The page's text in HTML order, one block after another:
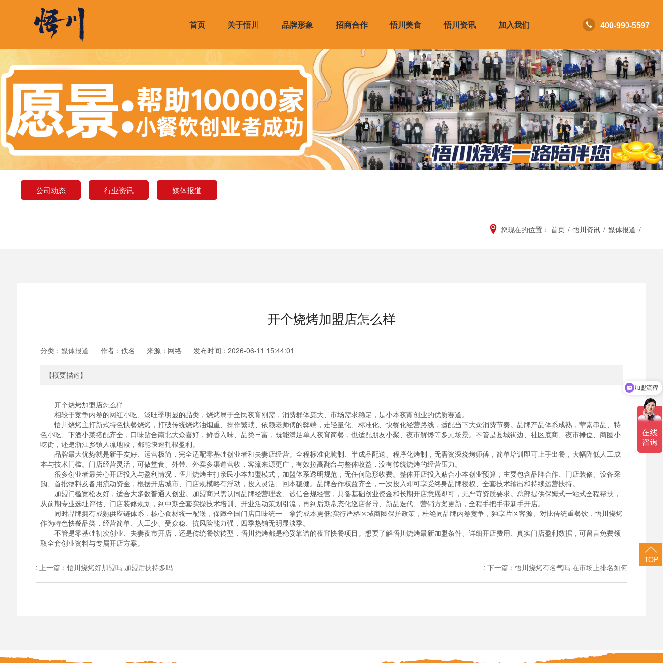
首页 关于悟川
供应链服务 品牌力
品牌形象 招商合作
合作培训 合作支持 合作流程 合作申请
悟川美食 悟川资讯
媒体报道
加入我们 400-990-5597
公司动态 行业资讯 媒体报道
您现在的位置： 首页 / 悟川资讯 / 媒体报道 /
开个烧烤加盟店怎么样
分类： 媒体报道 作者：佚名 来源：网络 发布时间： 2026-06-11 15:44:01
【概要描述】
开个烧烤加盟店怎么样
相较于竞争内卷的网红小吃、淡旺季明显的品类，烧烤属于全民夜宵刚需，消费群体庞大、市场需求稳定，是小本夜宵创业的优质赛道。
悟川烧烤主打新式特色快餐烧烤，打破传统烧烤油烟重、操作繁琐、依赖老师傅的弊端，走轻量化、标准化、快餐化经营路线，适配当下大众消费节奏。品牌产品体系成熟，荤素串品、特
色小吃、下酒小菜搭配齐全，口味贴合南北大众喜好，鲜香入味、品类丰富，既能满足单人夜宵简餐，也适配朋友小聚、夜市解馋等多元场景。不管是县城街边、社区底商、夜市摊位、商圈小
吃街，还是浙江乡镇人流地段，都能快速扎根盈利。
品牌最大优势就是新手友好、运营极简，完全适配零基础创业者和夫妻店经营。全程标准化腌制、半成品配送、程序化烤制，无需资深烧烤师傅，简单培训即可上手出餐，大幅降低人工成
本与技术门槛。门店经营灵活，可做堂食、外带、外卖多渠道营收，客流来源更广，有效拉高翻台与整体收益，没有传统烧烤的经营压力。
很多创业者最关心开店投入与盈利情况，悟川烧烤主打亲民小本加盟模式，加盟体系透明规范，无任何隐形收费。整体开店投入贴合小本创业预算，主要包含品牌合作、门店装修、设备采
购、首批物料及备用流动资金，根据开店城市、门店规模略有浮动，投入灵活、回本稳健。品牌合作权益齐全，一次投入即可享受终身品牌授权、全套技术输出和持续运营扶持。
加盟门槛宽松友好，适合大多数普通人创业。加盟商只需认同品牌经营理念、诚信合规经营，具备基础创业资金和长期开店意愿即可，无严苛资质要求。总部提供保姆式一站式全程帮扶，
从前期专业选址评估、门店装修规划，到中期全套实操技术培训、开业活动策划引流，再到后期常态化巡店督导、新品迭代、营销方案更新，全程手把手带新手开店。
同时品牌拥有成熟供应链体系，核心食材统一配送，保障全国门店口味统一、拿货成本更低;实行严格区域商圈保护政策，杜绝同品牌内卷竞争，独享片区客源。对比传统重餐饮，悟川烧烤
作为特色快餐品类，经营简单、人工少、受众稳、抗风险能力强，四季热销无明显淡季。
不管是零基础初次创业、夫妻夜市开店，还是传统餐饮转型，悟川烧烤都是稳妥靠谱的夜宵快餐项目。想要了解悟川烧烤最新加盟条件、详细开店费用、真实门店盈利数据，可留言免费领
取全套创业资料与专属开店方案。
: 上一篇：悟川烧烤好加盟吗 加盟后扶持多吗 : 下一篇：悟川烧烤有名气吗 在市场上排名如何
TOP
加盟流程